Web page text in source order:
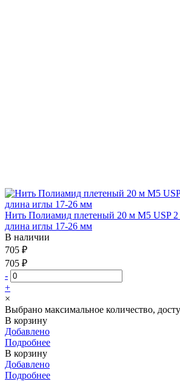
Нить Полиамид плетеный 20 м М5 USP 2
длина иглы 17-26 мм
В наличии
705 ₽
705 ₽
-
+
×
Выбрано максимальное количество,
В корзину
Добавлено
Подробнее
В корзину
Добавлено
Подробнее